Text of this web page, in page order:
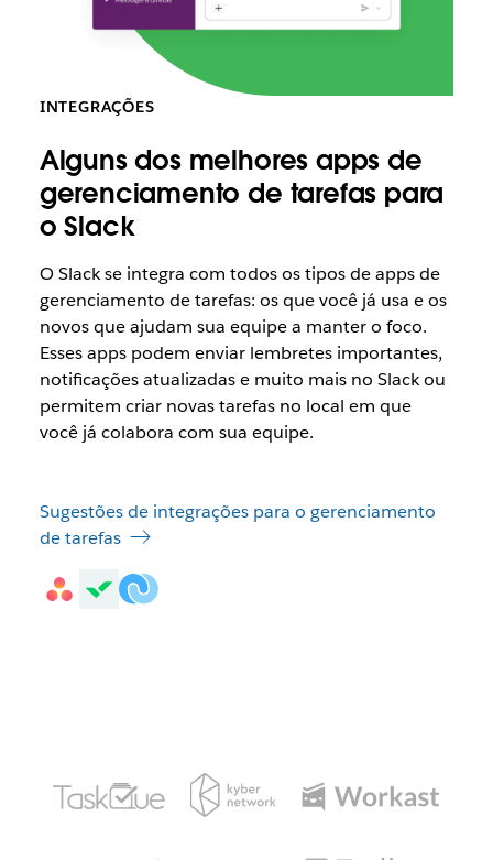
INTEGRAÇÕES
Alguns dos melhores apps de
gerenciamento de tarefas para
o Slack
O Slack se integra com todos os tipos de apps de
gerenciamento de tarefas: os que você já usa e os
novos que ajudam sua equipe a manter o foco.
Esses apps podem enviar lembretes importantes,
notificações atualizadas e muito mais no Slack ou
permitem criar novas tarefas no local em que
você já colabora com sua equipe.
Sugestões de integrações para o gerenciamento
de tarefas